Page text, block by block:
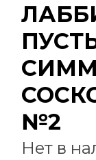
№2
Нет в